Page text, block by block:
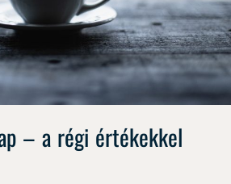
– a régi értékekkel